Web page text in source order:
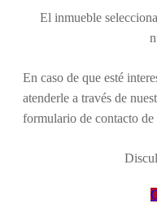
El inmueble
En caso de que esté
atenderle a través de
formulario de contacto de